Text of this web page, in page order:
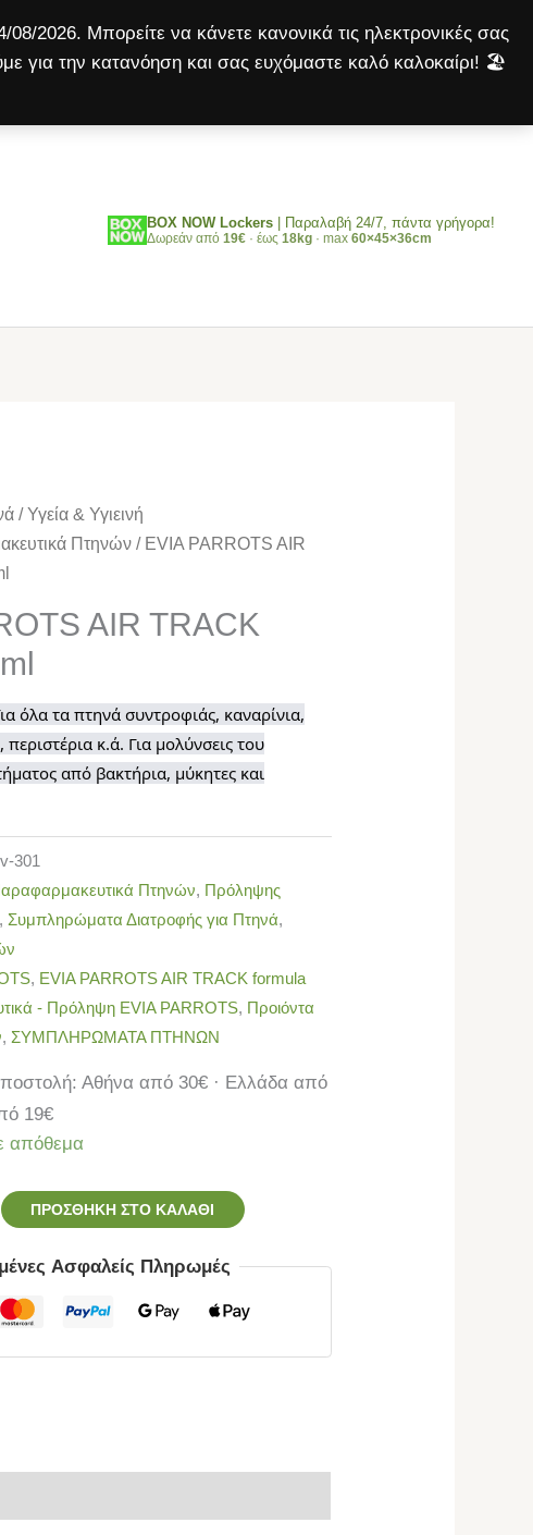
2026. Μπορείτε να κάνετε κανονικά τις ηλεκτρονικές σας
για την κατανόηση και σας ευχόμαστε καλό καλοκαίρι! 🏖️
BOX NOW Lockers | Παραλαβή 24/7, πάντα γρήγορα!
Δωρεάν από 19€ · έως 18kg · max 60×45×36cm
/Υγεία & Υγιεινή
Πτηνών/ EVIA PARROTS AIR
AIR TRACK
όλα τα πτηνά συντροφιάς, καναρίνια,
κ.ά. Για μολύνσεις του
από βακτήρια, μύκητες και
301
Πτηνών, Πρόληψης
, Συμπληρώματα Διατροφής για Πτηνά,
, EVIA PARROTS AIR TRACK formula
- Πρόληψη EVIA PARROTS, Προιόντα
, ΣΥΜΠΛΗΡΩΜΑΤΑ ΠΤΗΝΩΝ
Αθήνα από 30€ · Ελλάδα από
19€
απόθεμα
ΠΡΟΣΘΉΚΗ ΣΤΟ ΚΑΛΆΘΙ
Ασφαλείς Πληρωμές
TRACK
formula